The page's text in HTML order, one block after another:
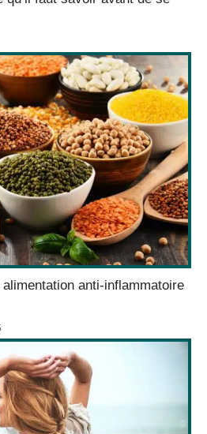
anti-inflammatoire